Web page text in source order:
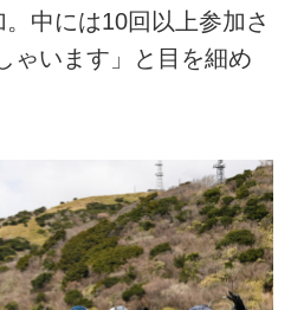
中には10回以上参加さ
ゃいます」と目を細め